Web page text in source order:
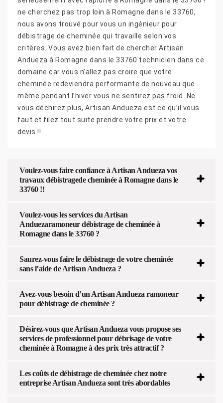
ne cherchez pas trop loin à Romagne dans le 33760,
nous avons trouvé pour vous un ingénieur pour
débistrage de cheminée qui travaille selon vos
critères. Vous avez bien fait de chercher Artisan
Andueza à Romagne dans le 33760 technicien dans ce
domaine car vous n’allez pas croire que votre
cheminée redeviendra performante de nouveau que
même pendant l’hiver vous ne sentirez pas froid. Ne
vous déchirez plus, Artisan Andueza est ce qu’il vous
faut et filez tout suite prendre votre prix et votre
devis !!
Voulez-vous faire confiance à Artisan Andueza vos
travaux débistragede cheminée à Romagne dans le
33760 !!
Voulez-vous les services du Artisan
Anduezaramoneur débistrage de cheminée à
Romagne dans le 33760 ?
Saurez-vous faire le débistrage de votre cheminée
sans l’aide de Artisan Andueza ?
Avez-vous besoin d’un Artisan Andueza ramoneur
pour débistrage de cheminée ?
Désirez-vous que Artisan Andueza vous propose ses
services de professionnel pour débrisage de votre
cheminée à Romagne à des prix très attractif ?
Les coûts de débistrage de cheminée chez notre
entreprise Artisan Andueza sont très abordables